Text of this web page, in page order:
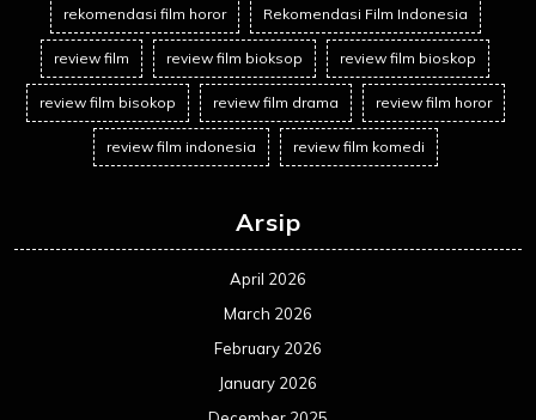
rekomendasi film horor Rekomendasi Film Indonesia
review film review film bioksop review film bioskop
review film bisokop review film drama review film horor
review film indonesia review film komedi
Arsip
April 2026
March 2026
February 2026
January 2026